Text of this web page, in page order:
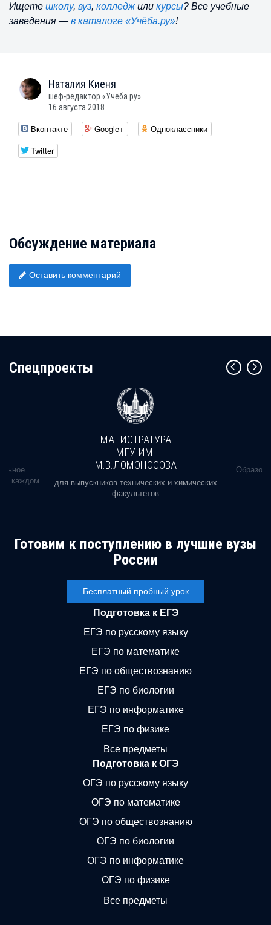
Ищете школу, вуз, колледжили курсы? Все учебные
заведения — в каталоге «Учёба.ру»!
Наталия Киеня
шеф-редактор «Учёба.ру»
16 августа 2018
Вконтакте Google+
Одноклассники
Twitter
Обсуждение материала
Оставить комментарий
Cпецпроекты
в каждом
МАГИСТРАТУРА
МГУ ИМ.
М.В.ЛОМОНОСОВА
для выпускников технических и химических
факультетов
Готовим к поступлению в лучшие вузы
России
Бесплатный пробный урок
Подготовка к ЕГЭ
ЕГЭ по русскому языку
ЕГЭ по математике
ЕГЭ по обществознанию
ЕГЭ по биологии
ЕГЭ по информатике
ЕГЭ по физике
Все предметы
Подготовка к ОГЭ
ОГЭ по русскому языку
ОГЭ по математике
ОГЭ по обществознанию
ОГЭ по биологии
ОГЭ по информатике
ОГЭ по физике
Все предметы